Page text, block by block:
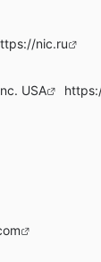
nic.ru
USA